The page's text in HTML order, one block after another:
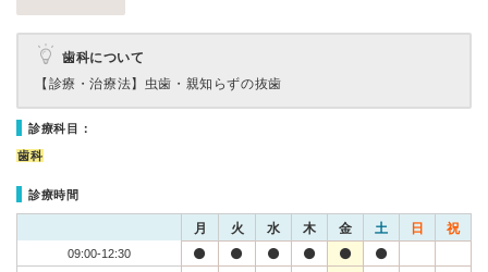
歯科について
【診療・治療法】 虫歯・親知らずの抜歯
診療科目：
歯科
診療時間
月 火 水 木 金 土 日 祝
09:00-12:30